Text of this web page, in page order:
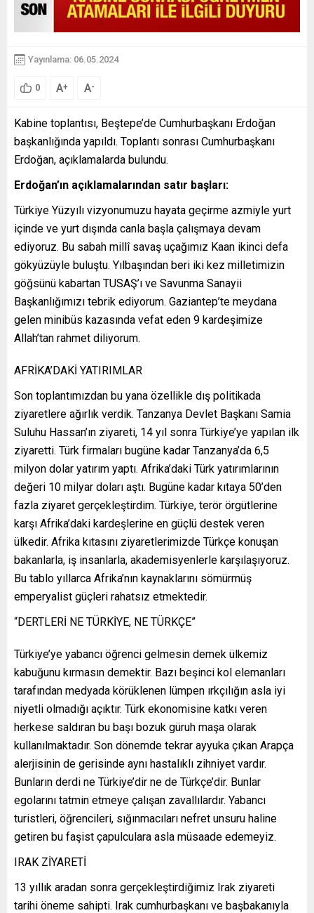
Yayınlama: 06.05.2024
0 A+ A-
Kabine toplantısı, Beştepe’de Cumhurbaşkanı Erdoğan
başkanlığında yapıldı. Toplantı sonrası Cumhurbaşkanı
Erdoğan, açıklamalarda bulundu.
Erdoğan’ın açıklamalarından satır başları:
Türkiye Yüzyılı vizyonumuzu hayata geçirme azmiyle yurt
içinde ve yurt dışında canla başla çalışmaya devam
ediyoruz. Bu sabah millî savaş uçağımız Kaan ikinci defa
gökyüzüyle buluştu. Yılbaşından beri iki kez milletimizin
göğsünü kabartan TUSAŞ’ı ve Savunma Sanayii
Başkanlığımızı tebrik ediyorum. Gaziantep’te meydana
gelen minibüs kazasında vefat eden 9 kardeşimize
Allah’tan rahmet diliyorum.
AFRİKA’DAKİ YATIRIMLAR
Son toplantımızdan bu yana özellikle dış politikada
ziyaretlere ağırlık verdik. Tanzanya Devlet Başkanı Samia
Suluhu Hassan’ın ziyareti, 14 yıl sonra Türkiye’ye yapılan ilk
ziyaretti. Türk firmaları bugüne kadar Tanzanya’da 6,5
milyon dolar yatırım yaptı. Afrika’daki Türk yatırımlarının
değeri 10 milyar doları aştı. Bugüne kadar kıtaya 50’den
fazla ziyaret gerçekleştirdim. Türkiye, terör örgütlerine
karşı Afrika’daki kardeşlerine en güçlü destek veren
ülkedir. Afrika kıtasını ziyaretlerimizde Türkçe konuşan
bakanlarla, iş insanlarla, akademisyenlerle karşılaşıyoruz.
Bu tablo yıllarca Afrika’nın kaynaklarını sömürmüş
emperyalist güçleri rahatsız etmektedir.
“DERTLERİ NE TÜRKİYE, NE TÜRKÇE”
Türkiye’ye yabancı öğrenci gelmesin demek ülkemiz
kabuğunu kırmasın demektir. Bazı beşinci kol elemanları
tarafından medyada körüklenen lümpen ırkçılığın asla iyi
niyetli olmadığı açıktır. Türk ekonomisine katkı veren
herkese saldıran bu başı bozuk güruh maşa olarak
kullanılmaktadır. Son dönemde tekrar ayyuka çıkan Arapça
alerjisinin de gerisinde aynı hastalıklı zihniyet vardır.
Bunların derdi ne Türkiye’dir ne de Türkçe’dir. Bunlar
egolarını tatmin etmeye çalışan zavallılardır. Yabancı
turistleri, öğrencileri, sığınmacıları nefret unsuru haline
getiren bu faşist çapulculara asla müsaade edemeyiz.
IRAK ZİYARETİ
13 yıllık aradan sonra gerçekleştirdiğimiz Irak ziyareti
tarihi öneme sahipti. Irak cumhurbaşkanı ve başbakanıyla